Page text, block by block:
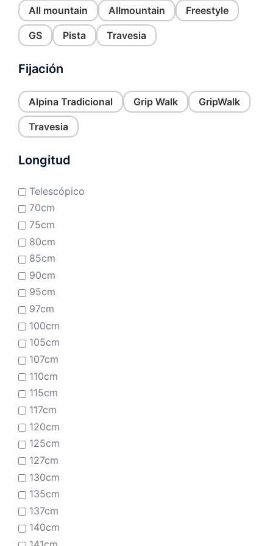
All mountain Allmountain Freestyle
GS Pista Travesia
Fijación
Alpina Tradicional Grip Walk GripWalk
Travesia
Longitud
Telescópico
70cm
75cm
80cm
85cm
90cm
95cm
97cm
100cm
105cm
107cm
110cm
115cm
117cm
120cm
125cm
127cm
130cm
135cm
137cm
140cm